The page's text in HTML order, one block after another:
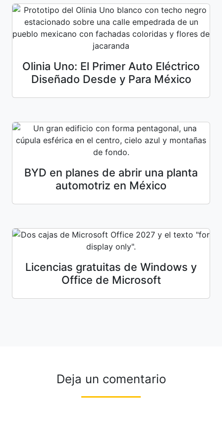
Olinia Uno: El Primer Auto Eléctrico
Diseñado Desde y Para México
BYD en planes de abrir una planta
automotriz en México
Licencias gratuitas de Windows y
Office de Microsoft
Deja un comentario